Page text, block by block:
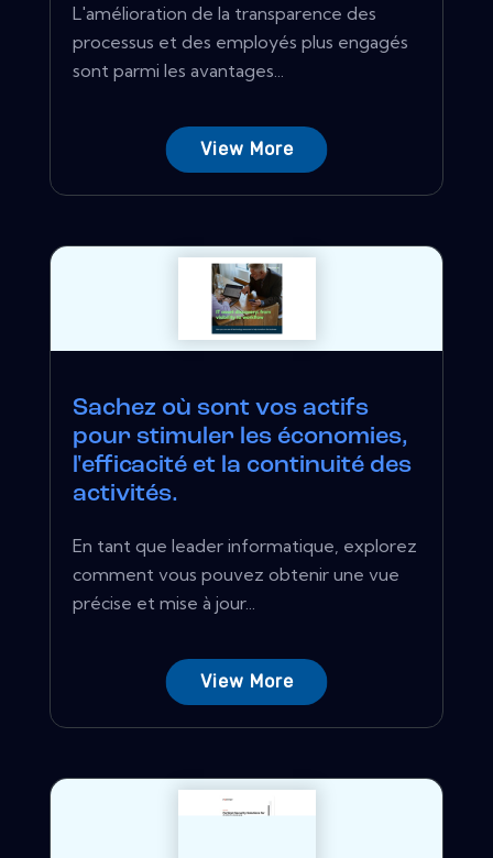
L'amélioration de la transparence des
processus et des employés plus engagés
sont parmi les avantages...
View More
Sachez où sont vos actifs
pour stimuler les économies,
l'efficacité et la continuité des
activités.
En tant que leader informatique, explorez
comment vous pouvez obtenir une vue
précise et mise à jour...
View More